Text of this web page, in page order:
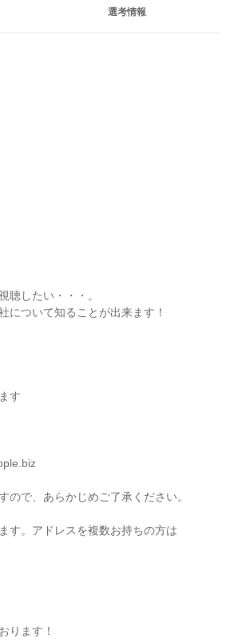
選考情報
聴したい・・・。
について知ることが出来ます！
す
で、あらかじめご了承ください。
す。アドレスを複数お持ちの方は
ります！